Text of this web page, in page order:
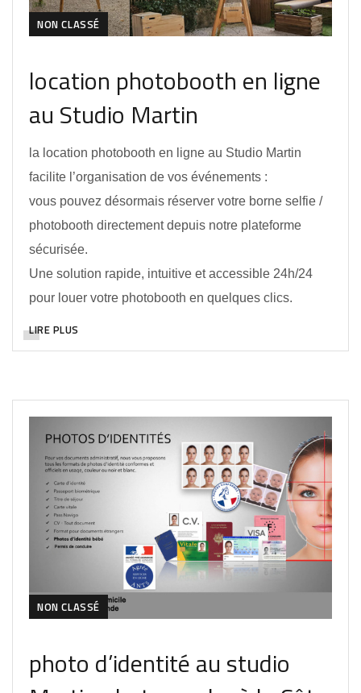
NON CLASSÉ
location photobooth en ligne
au Studio Martin
la location photobooth en ligne au Studio Martin
facilite l’organisation de vos événements :
vous pouvez désormais réserver votre borne selfie /
photobooth directement depuis notre plateforme
sécurisée.
Une solution rapide, intuitive et accessible 24h/24
pour louer votre photobooth en quelques clics.
LIRE PLUS
NON CLASSÉ
photo d’identité au studio